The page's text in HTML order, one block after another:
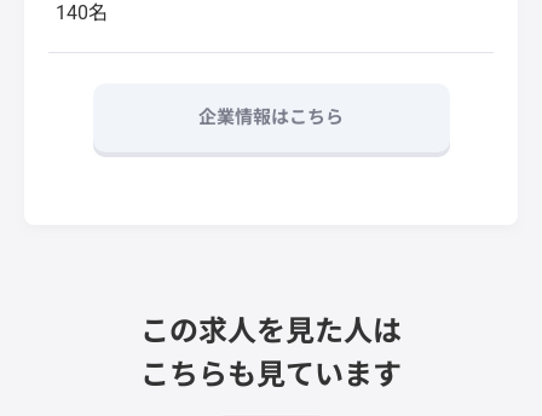
140名
企業情報はこちら
この求人を見た人は
こちらも見ています